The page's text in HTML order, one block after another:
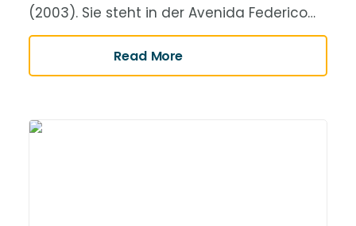
(2003). Sie steht in der Avenida Federico…
Read More